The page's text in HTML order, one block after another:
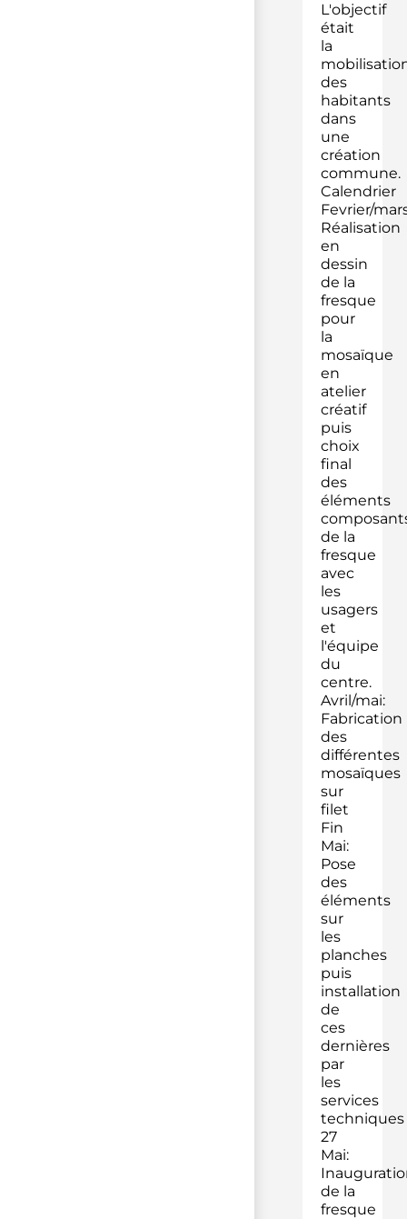
L'objectif
était
la
des
habitants
dans
une
création
commune.
Calendrier
Fevrier/
Réalisation
en
dessin
de la
fresque
pour
la
mosaïque
en
atelier
créatif
puis
choix
final
des
éléments
de la
fresque
avec
les
usagers
et
l'équipe
du
centre.
Avril/mai:
Fabrication
des
différentes
mosaïques
sur
filet
Fin
Mai:
Pose
des
éléments
sur
les
planches
puis
installation
de
ces
dernières
par
les
services
techniques
27
Mai:
de la
fresque